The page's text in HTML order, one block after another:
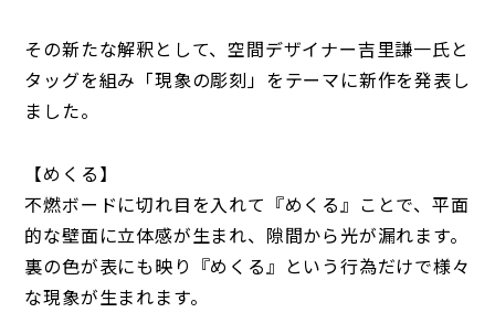
その新たな解釈として、空間デザイナー吉里謙一氏と
タッグを組み「現象の彫刻」をテーマに新作を発表し
ました。
【めくる】
不燃ボードに切れ目を入れて『めくる』ことで、平面
的な壁面に立体感が生まれ、隙間から光が漏れます。
裏の色が表にも映り『めくる』という行為だけで様々
な現象が生まれます。